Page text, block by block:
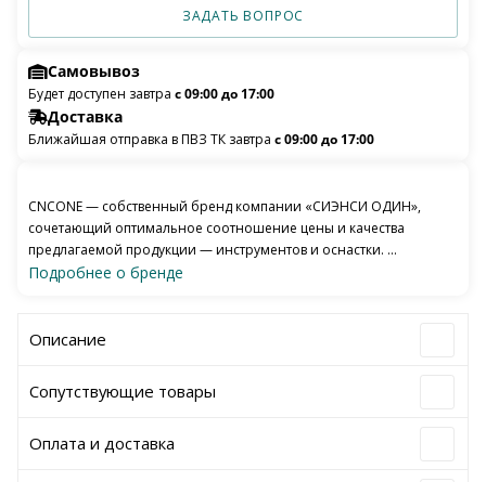
ЗАДАТЬ ВОПРОС
Самовывоз
Будет доступен завтра с 09:00 до 17:00
Доставка
Ближайшая отправка в ПВЗ ТК завтра с 09:00 до 17:00
CNCONE — собственный бренд компании «СИЭНСИ ОДИН»,
сочетающий оптимальное соотношение цены и качества
предлагаемой продукции — инструментов и оснастки. ...
Подробнее о бренде
Описание
Сопутствующие товары
Оплата и доставка